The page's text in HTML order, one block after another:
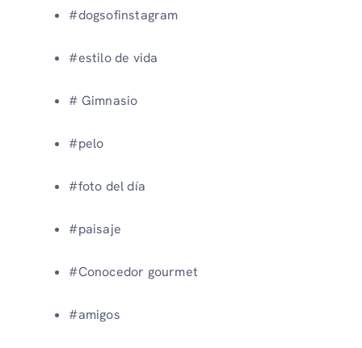
#dogsofinstagram
#estilo de vida
# Gimnasio
#pelo
#foto del día
#paisaje
#Conocedor gourmet
#amigos